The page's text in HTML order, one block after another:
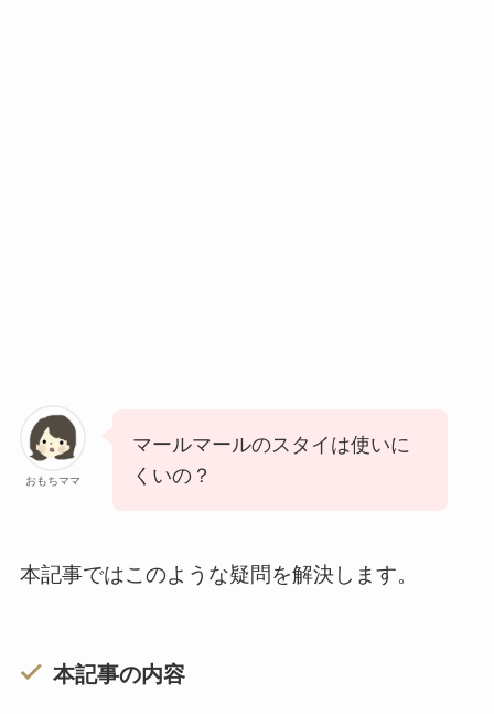
おもちママ
マールマールのスタイは使いに
くいの？
本記事ではこのような疑問を解決します。
本記事の内容